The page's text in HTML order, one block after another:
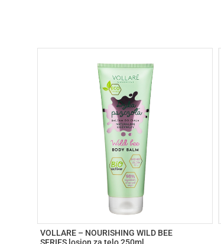
VOLLARE – NOURISHING WILD BEE
SERIES losion za telo 250ml